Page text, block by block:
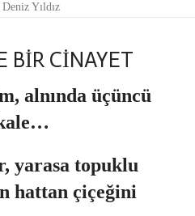
Yıldız
BİR CİNAYET
alnında üçüncü
yarasa topuklu
hattan çiçeğini